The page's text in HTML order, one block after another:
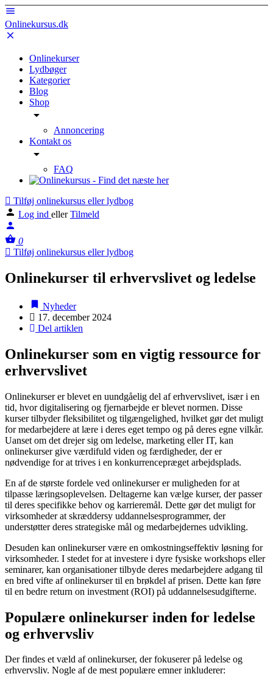
Onlinekursus.dk
Onlinekurser
Lydbøger
Kategorier
Blog
Shop
Annoncering
Kontakt os
FAQ
Tilføj onlinekursus eller lydbog
Log ind eller Tilmeld
0
Tilføj onlinekursus eller lydbog
Onlinekurser til erhvervslivet og ledelse
Nyheder
17. december 2024
Del artiklen
Onlinekurser som en vigtig ressource for
erhvervslivet
Onlinekurser er blevet en uundgåelig del af erhvervslivet, især i en
tid, hvor digitalisering og fjernarbejde er blevet normen. Disse
kurser tilbyder fleksibilitet og tilgængelighed, hvilket gør det muligt
for medarbejdere at lære i deres eget tempo og på deres egne vilkår.
Uanset om det drejer sig om ledelse, marketing eller IT, kan
onlinekurser give værdifuld viden og færdigheder, der er
nødvendige for at trives i en konkurrencepræget arbejdsplads.
En af de største fordele ved onlinekurser er muligheden for at
tilpasse læringsoplevelsen. Deltagerne kan vælge kurser, der passer
til deres specifikke behov og karrieremål. Dette gør det muligt for
virksomheder at skræddersy uddannelsesprogrammer, der
understøtter deres strategiske mål og medarbejdernes udvikling.
Desuden kan onlinekurser være en omkostningseffektiv løsning for
virksomheder. I stedet for at investere i dyre fysiske workshops eller
seminarer, kan organisationer tilbyde deres medarbejdere adgang til
en bred vifte af onlinekurser til en brøkdel af prisen. Dette kan føre
til en bedre return on investment (ROI) på uddannelsesudgifterne.
Populære onlinekurser inden for ledelse
og erhvervsliv
Der findes et væld af onlinekurser, der fokuserer på ledelse og
erhvervsliv. Nogle af de mest populære emner inkluderer: